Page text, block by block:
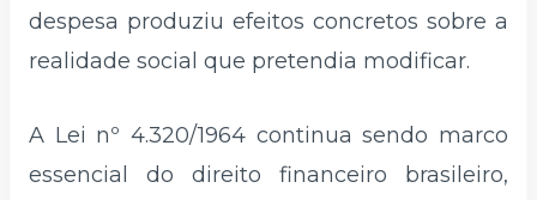
despesa produziu efeitos concretos sobre a
realidade social que pretendia modificar.
A Lei nº 4.320/1964 continua sendo marco
essencial do direito financeiro brasileiro,